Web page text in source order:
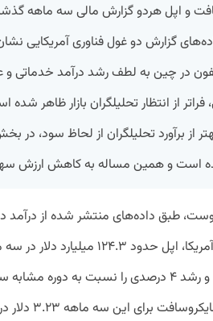
و اپل هردو گزارش مالی سه ماهه
گزارش دو غول فناوری آمریکایی
در چین به لطف رشد درآمد خدماتی
از انتظار تحلیلگران بازار ظاهر
از برآورد تحلیلگران از لحاظ سود، در
است و همین مساله به کاهش ارزش
طبق داده‌های منتشر شده از درآمد
بازار سهامی آمریکا، اپل
داشته است و رشد ۴ درصدی را نسبت به